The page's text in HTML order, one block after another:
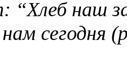
“Хлеб наш
сегодня